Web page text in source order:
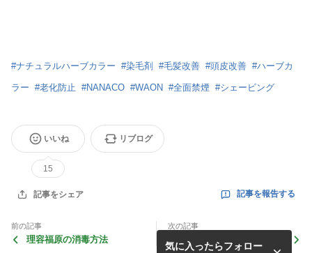
#ナチュラルハーブカラー #染毛剤 #毛髪改善 #頭皮改善 #ハーブカ
ラー #老化防止 #NANACO #WAON #全面禁煙 #シェービング
いいね
15
リブログ
記事をシェア 記事を報告する
前の記事
理容福原の消毒方法
次の記事
３種類のメンズパック登場！
気に入ったらフォロー